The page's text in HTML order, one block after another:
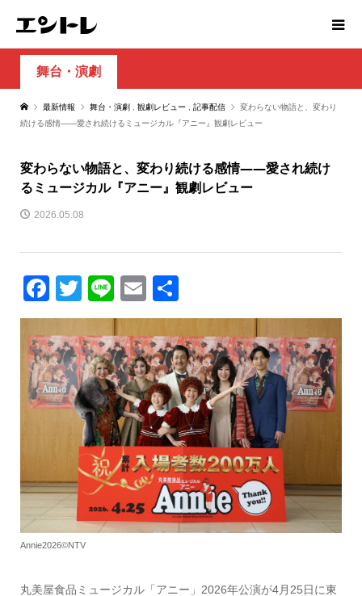
舞台・演劇
最新情報 舞台・演劇 観劇レビュー 記事配信
変わらない物語と、変わり
続ける感情――愛され続けるミュージカル『アニー』観劇レビュー
変わらない物語と、変わり続ける感情――愛され続け
るミュージカル『アニー』観劇レビュー
2026.05.08
Facebook
Twitter
LineEmail
有
Annie2026©NTV
丸美屋食品ミュージカル「アニー」2026年公演が4月25日に東